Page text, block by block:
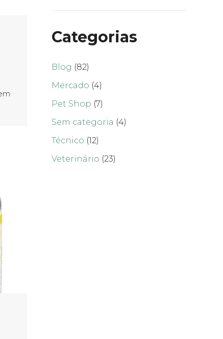
Categorias
Blog (82)
Mercado (4)
Pet Shop (7)
Sem categoria (4)
Técnico (12)
Veterinário (23)